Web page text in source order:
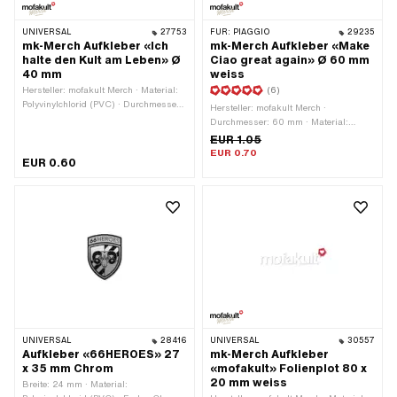
UNIVERSAL 27753
mk-Merch Aufkleber «Ich
halte den Kult am Leben» Ø
40 mm
Hersteller: mofakult Merch · Material:
Polyvinylchlorid (PVC) · Durchmesser:
Beständigkeit: benzinbeständig ·
EUR 0.60
FÜR: PIAGGIO 29235
mk-Merch Aufkleber «Make
Ciao great again» Ø 60 mm
weiss
(6)
Hersteller: mofakult Merch ·
Durchmesser: 60 mm · Material:
Polyvinylchlorid (PVC) ·
Verwendungsort: Universal · Farbe:
benzinbeständig · Transferfolie: Nein
EUR 1.05
EUR 0.70
UNIVERSAL 28416
Aufkleber «66HEROES» 27
x 35 mm Chrom
Breite: 24 mm · Material:
UNIVERSAL 30557
mk-Merch Aufkleber
«mofakult» Folienplot 80 x
20 mm weiss